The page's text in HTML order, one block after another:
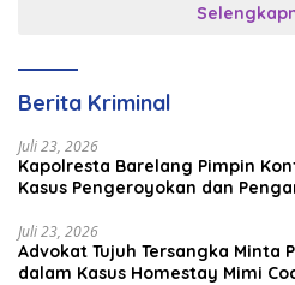
Berita Kriminal
Juli 23, 2026
Kapolresta Barelang Pimpin
Kasus Pengeroyokan dan
Juli 23, 2026
Advokat Tujuh Tersangka Minta
dalam Kasus Homestay Mimi